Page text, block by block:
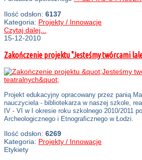
Ilość odsłon: 6137
Kategoria: Projekty / Innowacje
Czytaj dalej...
15-12-2010
Zakończenie projektu "Jesteśmy twórcami
Projekt edukacyjny opracowany przez panią
nauczyciela - bibliotekarza w naszej szkole,
IV - VI w I okresie roku szkolnego 2010/2011
Archeologicznego i Etnograficznego w Łodzi.
Ilość odsłon: 6269
Kategoria: Projekty / Innowacje
Etykiety